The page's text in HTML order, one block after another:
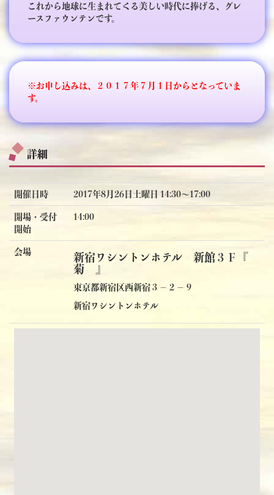
これから地球に生まれてくる美しい時代に捧げる、グレ
ースファウンテンです。
※お申し込みは、２０１７年７月１日からとなっていま
す。
詳細
開催日時 2017年8月26日土曜日 14:30〜17:00
開場・受付
開始
14:00
会場
新宿ワシントンホテル 新館３Ｆ『
菊 』
東京都新宿区西新宿３－２－９
新宿ワシントンホテル